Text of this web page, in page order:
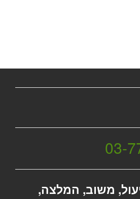
03-
משוב, המלצה,